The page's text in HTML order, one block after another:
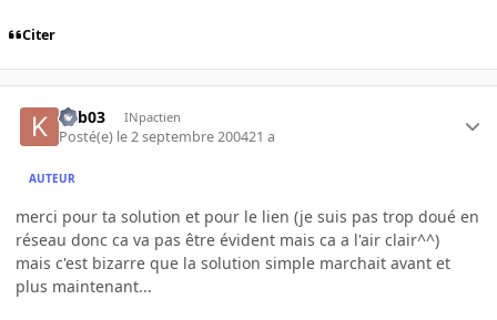
Citer
kab03 INpactien
Posté(e) le 2 septembre 200421 a
AUTEUR
merci pour ta solution et pour le lien (je suis pas trop doué en
réseau donc ca va pas être évident mais ca a l'air clair^^)
mais c'est bizarre que la solution simple marchait avant et
plus maintenant...